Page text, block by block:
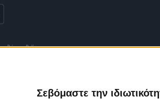
Σεβόμαστε την
Privacy Policy